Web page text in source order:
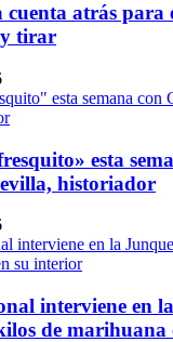
atrás para
tirar
esta
historiador
interviene en
de